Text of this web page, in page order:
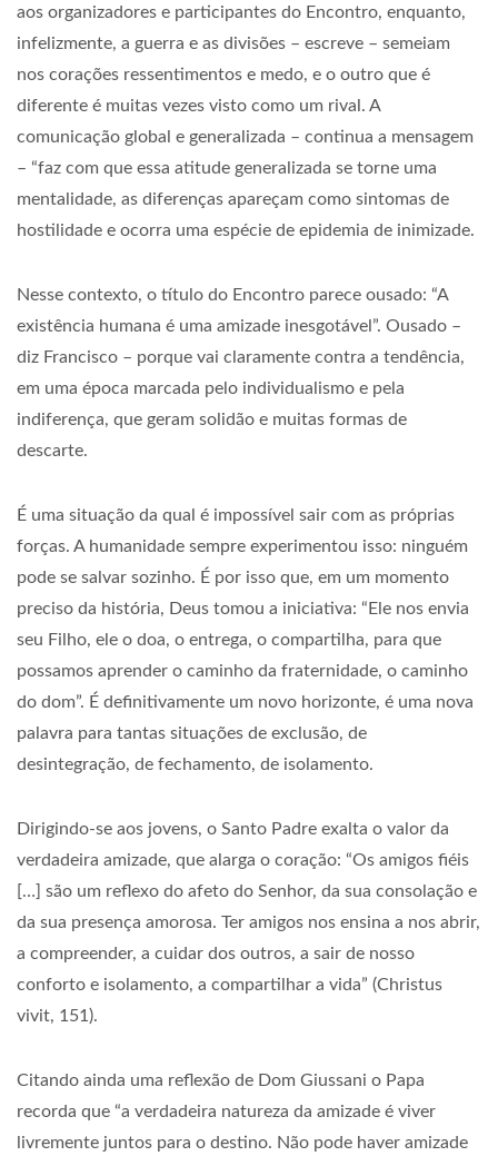
aos organizadores e participantes do Encontro, enquanto,
infelizmente, a guerra e as divisões – escreve – semeiam
nos corações ressentimentos e medo, e o outro que é
diferente é muitas vezes visto como um rival. A
comunicação global e generalizada – continua a mensagem
– “faz com que essa atitude generalizada se torne uma
mentalidade, as diferenças apareçam como sintomas de
hostilidade e ocorra uma espécie de epidemia de inimizade.
Nesse contexto, o título do Encontro parece ousado: “A
existência humana é uma amizade inesgotável”. Ousado –
diz Francisco – porque vai claramente contra a tendência,
em uma época marcada pelo individualismo e pela
indiferença, que geram solidão e muitas formas de
descarte.
É uma situação da qual é impossível sair com as próprias
forças. A humanidade sempre experimentou isso: ninguém
pode se salvar sozinho. É por isso que, em um momento
preciso da história, Deus tomou a iniciativa: “Ele nos envia
seu Filho, ele o doa, o entrega, o compartilha, para que
possamos aprender o caminho da fraternidade, o caminho
do dom”. É definitivamente um novo horizonte, é uma nova
palavra para tantas situações de exclusão, de
desintegração, de fechamento, de isolamento.
Dirigindo-se aos jovens, o Santo Padre exalta o valor da
verdadeira amizade, que alarga o coração: “Os amigos fiéis
[…] são um reflexo do afeto do Senhor, da sua consolação e
da sua presença amorosa. Ter amigos nos ensina a nos abrir,
a compreender, a cuidar dos outros, a sair de nosso
conforto e isolamento, a compartilhar a vida” (Christus
vivit, 151).
Citando ainda uma reflexão de Dom Giussani o Papa
recorda que “a verdadeira natureza da amizade é viver
livremente juntos para o destino. Não pode haver amizade